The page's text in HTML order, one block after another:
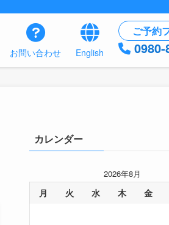
お問い合わせ English
ご予約
0980-
カレンダー
2026年8月
月 火 水 木 金